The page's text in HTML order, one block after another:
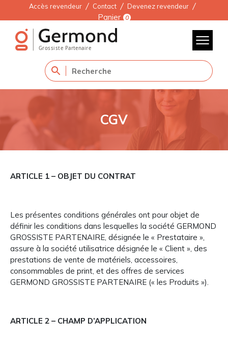
Accès revendeur Contact Devenez revendeur
Panier 0
CGV
ARTICLE 1 – OBJET DU CONTRAT
Les présentes conditions générales ont pour objet de
définir les conditions dans lesquelles la société GERMOND
GROSSISTE PARTENAIRE, désignée le « Prestataire »,
assure à la société utilisatrice désignée le « Client », des
prestations de vente de matériels, accessoires,
consommables de print, et des offres de services
GERMOND GROSSISTE PARTENAIRE (« les Produits »).
ARTICLE 2 – CHAMP D’APPLICATION